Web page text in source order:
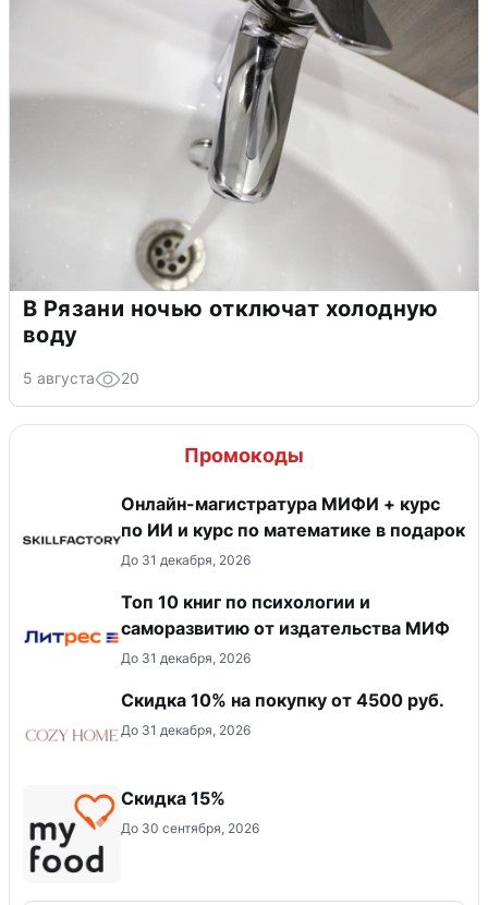
В Рязани ночью отключат холодную
воду
5 августа 20
Промокоды
Онлайн-магистратура МИФИ + курс
по ИИ и курс по математике в подарок
До 31 декабря, 2026
Топ 10 книг по психологии и
саморазвитию от издательства МИФ
До 31 декабря, 2026
Скидка 10% на покупку от 4500 руб.
До 31 декабря, 2026
Скидка 15%
До 30 сентября, 2026